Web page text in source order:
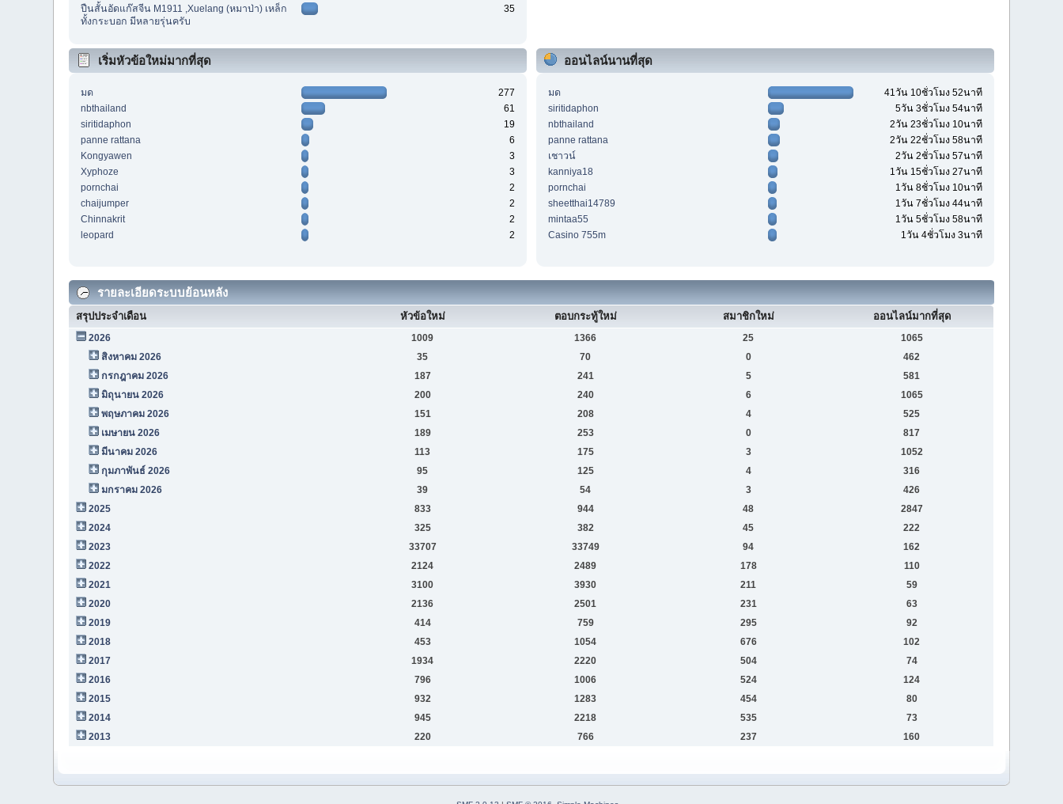
ปืนสั้นอัดแก๊สจีน M1911 ,Xuelang (หมาป่า) เหล็ก
ทั้งกระบอก มีหลายรุ่นครับ
35
เริ่มหัวข้อใหม่มากที่สุด
มด
277
nbthailand
61
siritidaphon
19
panne rattana
6
Kongyawen
3
Xyphoze
3
pornchai
2
chaijumper
2
Chinnakrit
2
leopard
2
ออนไลน์นานที่สุด
มด
41วัน 10ชั่วโมง 52นาที
siritidaphon
5วัน 3ชั่วโมง 54นาที
nbthailand
2วัน 23ชั่วโมง 10นาที
panne rattana
2วัน 22ชั่วโมง 58นาที
เชาวน์
2วัน 2ชั่วโมง 57นาที
kanniya18
1วัน 15ชั่วโมง 27นาที
pornchai
1วัน 8ชั่วโมง 10นาที
sheetthai14789
1วัน 7ชั่วโมง 44นาที
mintaa55
1วัน 5ชั่วโมง 58นาที
Casino 755m
1วัน 4ชั่วโมง 3นาที
รายละเอียดระบบย้อนหลัง
สรุปประจำเดือน หัวข้อใหม่ ตอบกระทู้ใหม่ สมาชิกใหม่ ออนไลน์มากที่สุด
2026 1009 1366 25
1065
สิงหาคม 2026
35 70 0
462
กรกฎาคม 2026
187 241 5
581
มิถุนายน 2026
200 240 6
1065
พฤษภาคม 2026
151 208 4
525
เมษายน 2026
189 253 0
817
มีนาคม 2026
113 175 3
1052
กุมภาพันธ์ 2026
95 125 4
316
มกราคม 2026
39 54 3
426
2025
833 944 48
2847
2024
325 382 45
222
2023
33707 33749 94
162
2022
2124 2489 178
110
2021
3100 3930 211
59
2020
2136 2501 231
63
2019
414 759 295
92
2018
453 1054 676
102
2017
1934 2220 504
74
2016
796 1006 524
124
2015
932 1283 454
80
2014
945 2218 535
73
2013
220 766 237 160